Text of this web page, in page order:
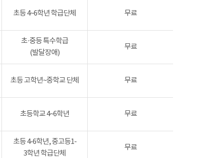
초등 4~6학년 학급단체 무료
초·중등 특수학급
(발달장애)
무료
초등 고학년~중학교 단체 무료
초등학교 4~6학년 무료
초등 4-6학년, 중고등1-
3학년 학급단체
무료